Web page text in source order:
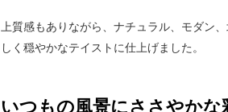
上質感もありながら、ナチュラル、モダン
しく穏やかなテイストに仕上げました。
いつもの風景にささやかな